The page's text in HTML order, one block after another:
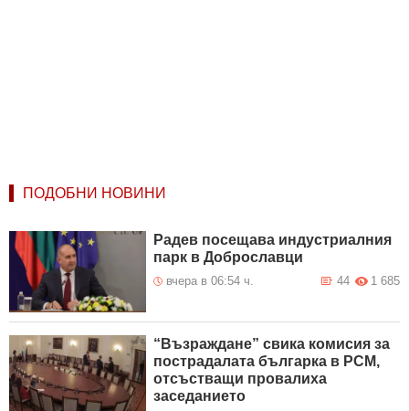
ПОДОБНИ НОВИНИ
Радев посещава индустриалния
парк в Доброславци
вчера в 06:54 ч. 1 685
44
“Възраждане” свика комисия за
пострадалата българка в РСМ,
отсъстващи провалиха
заседанието